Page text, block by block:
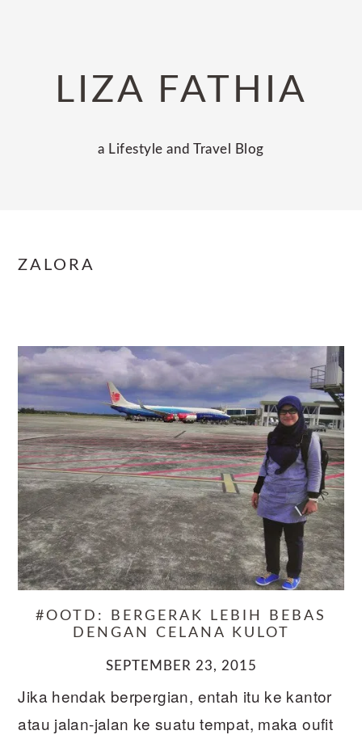
navigationLIZA FATHIA
a Lifestyle and Travel Blog
ZALORA
#OOTD: BERGERAK LEBIH BEBAS
DENGAN CELANA KULOT
SEPTEMBER 23, 2015
Jika hendak berpergian, entah itu ke kantor
atau jalan-jalan ke suatu tempat, maka oufit